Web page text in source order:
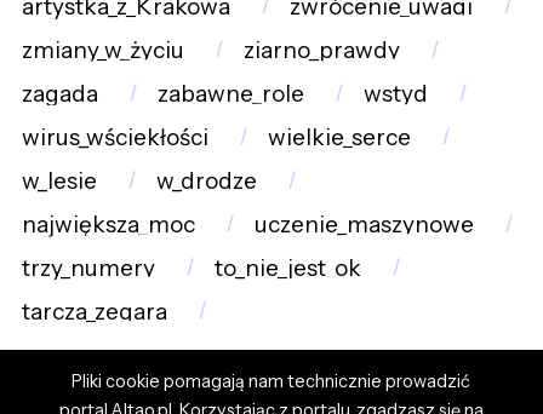
artystka_z_Krakowa
zwrócenie_uwagi
zmiany_w_życiu
ziarno_prawdy
zagada
zabawne_role
wstyd
wirus_wściekłości
wielkie_serce
w_lesie
w_drodze
największa_moc
uczenie_maszynowe
trzy_numery
to_nie_jest_ok
tarcza_zegara
Pliki cookie pomagają nam technicznie prowadzić